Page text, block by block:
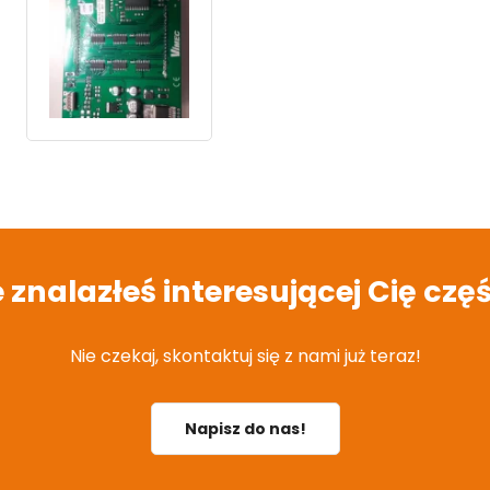
znalazłeś interesującej Cię
Nie czekaj, skontaktuj się z nami już teraz!
Napisz do nas!